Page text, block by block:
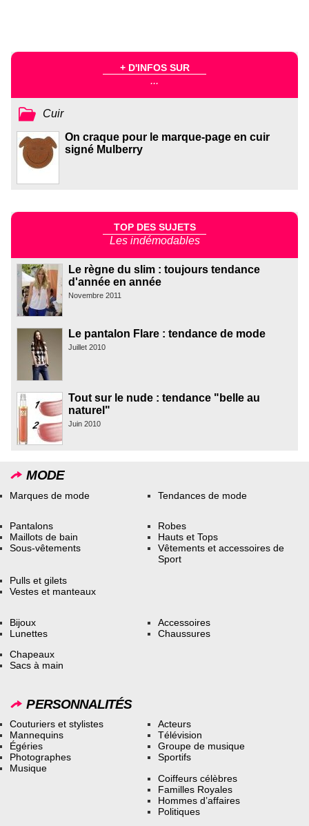
+ D'INFOS SUR
...
Cuir
On craque pour le marque-page en cuir
signé Mulberry
TOP DES SUJETS
Les indémodables
Le règne du slim : toujours tendance
d'année en année
Novembre 2011
Le pantalon Flare : tendance de mode
Juillet 2010
Tout sur le nude : tendance "belle au
naturel"
Juin 2010
MODE
Marques de mode Tendances de mode
Pantalons
Maillots de bain
Sous-vêtements
Robes
Hauts et Tops
Vêtements et accessoires de
Sport
Pulls et gilets
Vestes et manteaux
Bijoux
Lunettes
Accessoires
Chaussures
Chapeaux
Sacs à main
PERSONNALITÉS
Couturiers et stylistes
Mannequins
Égéries
Photographes
Musique
Acteurs
Télévision
Groupe de musique
Sportifs
Coiffeurs célèbres
Familles Royales
Hommes d’affaires
Politiques